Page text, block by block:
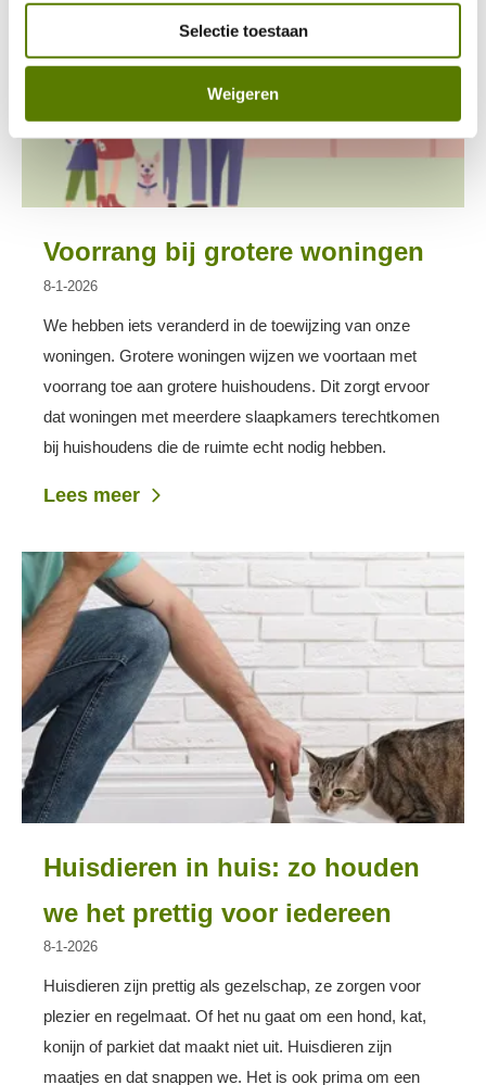
Selectie toestaan
Weigeren
Voorrang bij grotere woningen
8-1-2026
We hebben iets veranderd in de toewijzing van onze
woningen. Grotere woningen wijzen we voortaan met
voorrang toe aan grotere huishoudens. Dit zorgt ervoor
dat woningen met meerdere slaapkamers terechtkomen
bij huishoudens die de ruimte echt nodig hebben.
Lees meer
Huisdieren in huis: zo houden
we het prettig voor iedereen
8-1-2026
Huisdieren zijn prettig als gezelschap, ze zorgen voor
plezier en regelmaat. Of het nu gaat om een hond, kat,
konijn of parkiet dat maakt niet uit. Huisdieren zijn
maatjes en dat snappen we. Het is ook prima om een